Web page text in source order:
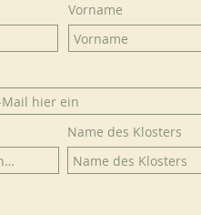
Vorname
Name des Klosters